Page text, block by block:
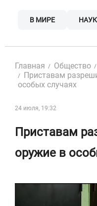
В МИРЕ
Главная Общество
Приставам
особых случаях
24 июля, 19:32
Приставам
оружие в